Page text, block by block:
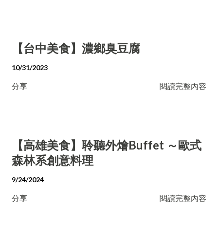
【台中美食】濃鄉臭豆腐
10/31/2023
分享 閱讀完整內容
【高雄美食】聆聽外燴Buffet ～歐式
森林系創意料理
9/24/2024
分享 閱讀完整內容